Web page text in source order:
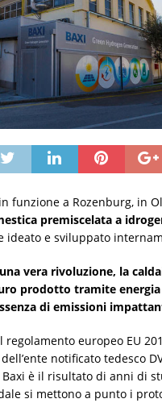
funzione a Rozenburg, in
premiscelata a
ideato e sviluppato
vera rivoluzione, la
prodotto tramite
di emissioni
regolamento europeo EU
notificato tedesco
è il risultato di anni di
si mettono a punto i